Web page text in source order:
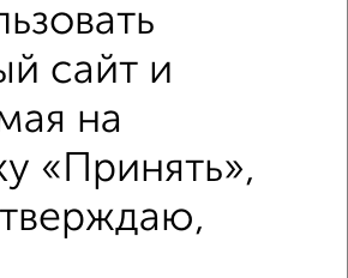
рядом
недалеко от микрорайон ДЗФС 25
сайт и
на
«Принять»,